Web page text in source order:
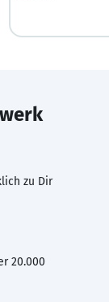
zu Dir
20.000